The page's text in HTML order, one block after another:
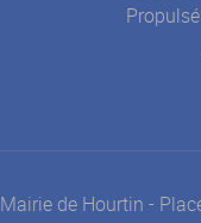
Mairie de Hourtin -